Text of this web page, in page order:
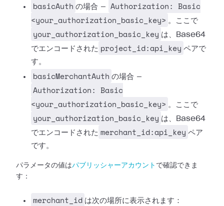
basicAuth の場合 —
Authorization: Basic
<your_authorization_basic_key> 。ここで
your_authorization_basic_key は、Base64
でエンコードされた project_id:api_key ペアで
す。
basicMerchantAuth の場合 —
Authorization: Basic
<your_authorization_basic_key> 。ここで
your_authorization_basic_key は、Base64
でエンコードされた merchant_id:api_key ペア
です。
パラメータの値はパブリッシャーアカウント で確認できま
す：
merchant_id は次の場所に表示されます：